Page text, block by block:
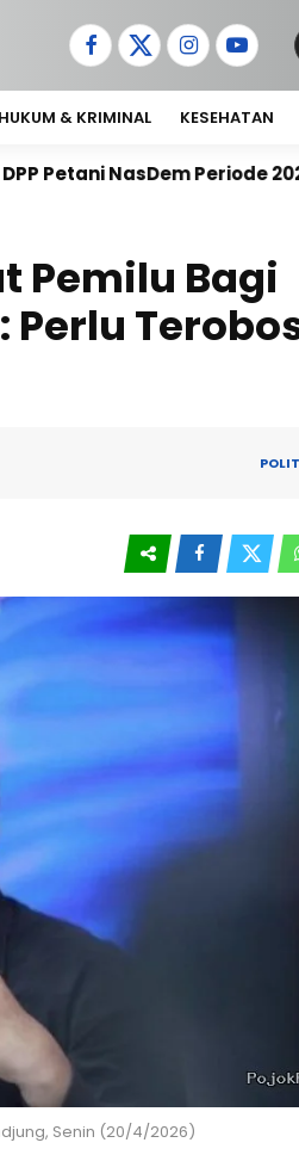
HUKUM & KRIMINAL KESEHATAN
Periode 2026–2029, Arif
Pemilu Bagi
Perlu
Senin (20/4/2026)